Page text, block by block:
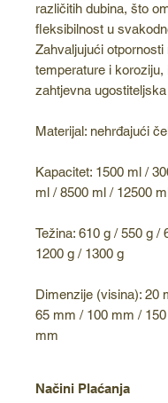
različitih dubina, što
fleksibilnost u
Zahvaljujući
temperature i koroziju,
zahtjevna
Materijal: nehrđajući
Kapacitet: 1500 ml /
ml / 8500 ml / 12500
Težina: 610 g / 550 g /
1200 g / 1300 g
Dimenzije (visina): 20
65 mm / 100 mm /
mm
Načini Plaćanja